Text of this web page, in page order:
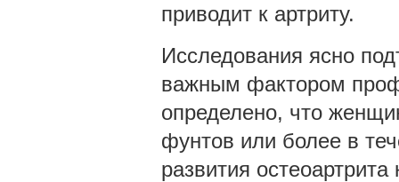
приводит к артриту.
Исследования ясно
важным фактором
определено, что
фунтов или более в
развития